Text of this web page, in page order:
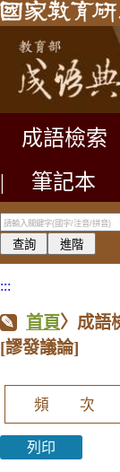
成語檢索
|
筆記本
:::
首頁〉成語
[謬發議論]
頻 次
列印